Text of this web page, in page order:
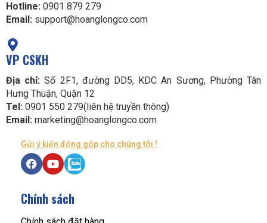
Hotline: 0901 879 279
Email: support@hoanglongco.com
VP CSKH
Địa chỉ: Số 2F1, đường DD5, KDC An Sương, Phường Tân
Hưng Thuận, Quận 12
Tel: 0901 550 279(liên hệ truyền thông)
Email: marketing@hoanglongco.com
Gửi ý kiến đóng góp cho chúng tôi !
Chính sách